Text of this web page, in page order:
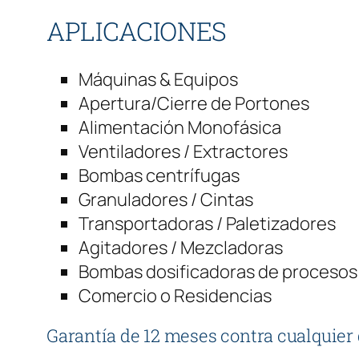
APLICACIONES
Máquinas & Equipos
Apertura/Cierre de Portones
Alimentación Monofásica
Ventiladores / Extractores
Bombas centrífugas
Granuladores / Cintas
Transportadoras / Paletizadores
Agitadores / Mezcladoras
Bombas dosificadoras de procesos
Comercio o Residencias
Garantía de 12 meses contra